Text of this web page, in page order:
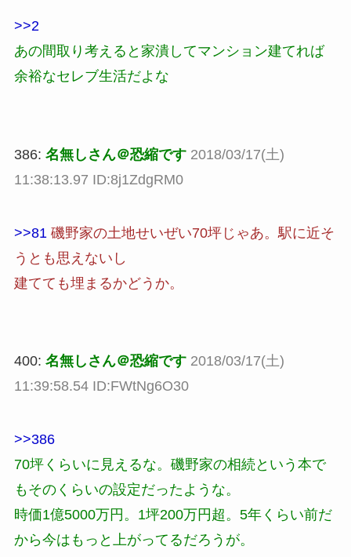
>>2
あの間取り考えると家潰してマンション建てれば
余裕なセレブ生活だよな
386: 名無しさん＠恐縮です 2018/03/17(土)
11:38:13.97 ID:8j1ZdgRM0
>>81 磯野家の土地せいぜい70坪じゃあ。駅に近そ
うとも思えないし
建てても埋まるかどうか。
400: 名無しさん＠恐縮です 2018/03/17(土)
11:39:58.54 ID:FWtNg6O30
>>386
70坪くらいに見えるな。磯野家の相続という本で
もそのくらいの設定だったような。
時価1億5000万円。1坪200万円超。5年くらい前だ
から今はもっと上がってるだろうが。